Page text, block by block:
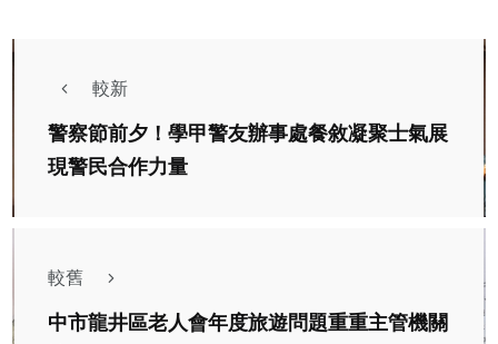
較新
警察節前夕！學甲警友辦事處餐敘凝聚士氣展
現警民合作力量
較舊
中市龍井區老人會年度旅遊問題重重主管機關